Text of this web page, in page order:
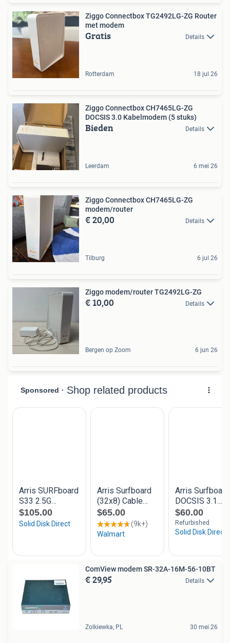
Ziggo Connectbox TG2492LG-ZG Router
met modem
Gratis Details
Rotterdam 18 jul 26
Ziggo Connectbox CH7465LG-ZG
DOCSIS 3.0 Kabelmodem (5 stuks)
Bieden Details
Leerdam 6 mei 26
Ziggo Connectbox CH7465LG-ZG
modem/router
€ 20,00 Details
Tilburg 6 jul 26
Ziggo modem/router TG2492LG-ZG
€ 10,00 Details
Bergen op Zoom 6 jun 26
ComView modem SR-32A-16M-56-10BT
€ 29,95 Details
Zolkiewka, PL 30 mei 26